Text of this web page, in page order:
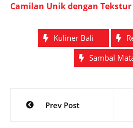
Camilan Unik dengan
Kuliner Bali
Sambal
navigation
Prev Post